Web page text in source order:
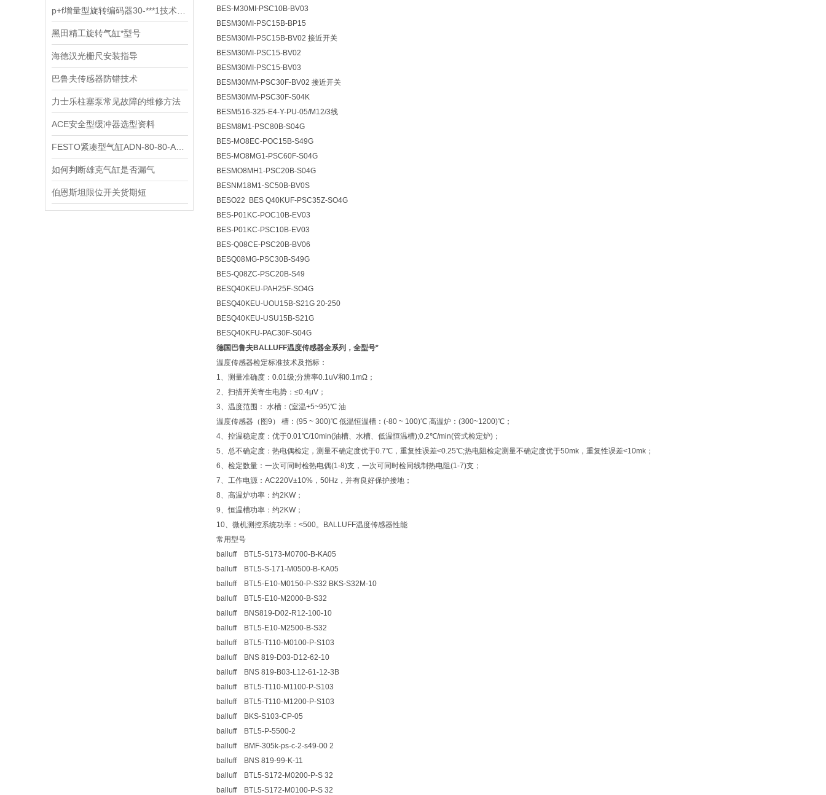
黑田精工旋转气缸*型号
海德汉光栅尺安装指导
巴鲁夫传感器防错技术
力士乐柱塞泵常见故障的维修方法
ACE安全型缓冲器选型资料
如何判断雄克气缸是否漏气
伯恩斯坦限位开关货期短
BES-M30MI-PSC10B-BV03
BESM30MI-PSC15B-BP15
BESM30MI-PSC15B-BV02 接近开关
BESM30MI-PSC15-BV02
BESM30MI-PSC15-BV03
BESM30MM-PSC30F-BV02 接近开关
BESM30MM-PSC30F-S04K
BESM516-325-E4-Y-PU-05/M12/3线
BESM8M1-PSC80B-S04G
BES-MO8EC-POC15B-S49G
BES-MO8MG1-PSC60F-S04G
BESMO8MH1-PSC20B-S04G
BESNM18M1-SC50B-BV0S
BESO22 BES Q40KUF-PSC35Z-SO4G
BES-P01KC-POC10B-EV03
BES-P01KC-PSC10B-EV03
BES-Q08CE-PSC20B-BV06
BESQ08MG-PSC30B-S49G
BES-Q08ZC-PSC20B-S49
BESQ40KEU-PAH25F-SO4G
BESQ40KEU-UOU15B-S21G 20-250
BESQ40KEU-USU15B-S21G
BESQ40KFU-PAC30F-S04G
德国巴鲁夫BALLUFF温度传感器全系列，全型号*
温度传感器检定标准技术及指标：
1、测量准确度：0.01级;分辨率0.1uV和0.1mΩ；
2、扫描开关寄生电势：≤0.4μV；
3、温度范围： 水槽：(室温+5~95)℃ 油
温度传感器（图9） 槽：(95 ~ 300)℃ 低温恒温槽：(-80 ~ 100)℃ 高温炉：(300~1200)℃；
4、控温稳定度：优于0.01℃/10min(油槽、水槽、低温恒温槽);0.2℃/min(管式检定炉)；
5、总不确定度：热电偶检定，测量不确定度优于0.7℃，重复性误差<0.25℃;热电阻检定测量不确定度优于50mk，重复性误差<10mk；
6、检定数量：一次可同时检热电偶(1-8)支，一次可同时检同线制热电阻(1-7)支；
7、工作电源：AC220V±10%，50Hz，并有良好保护接地；
8、高温炉功率：约2KW；
9、恒温槽功率：约2KW；
10、微机测控系统功率：<500。BALLUFF温度传感器性能
常用型号
balluff BTL5-S173-M0700-B-KA05
balluff BTL5-S-171-M0500-B-KA05
balluff BTL5-E10-M0150-P-S32 BKS-S32M-10
balluff BTL5-E10-M2000-B-S32
balluff BNS819-D02-R12-100-10
balluff BTL5-E10-M2500-B-S32
balluff BTL5-T110-M0100-P-S103
balluff BNS 819-D03-D12-62-10
balluff BNS 819-B03-L12-61-12-3B
balluff BTL5-T110-M1100-P-S103
balluff BTL5-T110-M1200-P-S103
balluff BKS-S103-CP-05
balluff BTL5-P-5500-2
balluff BMF-305k-ps-c-2-s49-00 2
balluff BNS 819-99-K-11
balluff BTL5-S172-M0200-P-S 32
balluff BTL5-S172-M0100-P-S 32